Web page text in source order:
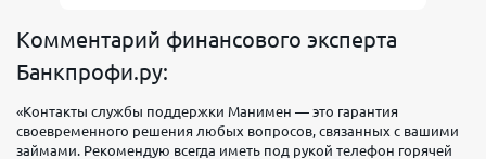
Комментарий финансового эксперта
Банкпрофи.ру:
«Контакты службы поддержки Манимен — это гарантия
своевременного решения любых вопросов, связанных с вашими
займами. Рекомендую всегда иметь под рукой телефон горячей